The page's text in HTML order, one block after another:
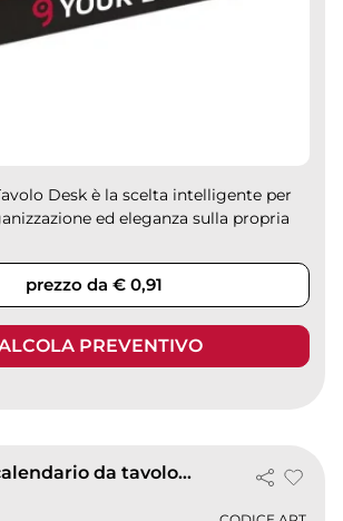
Desk è la scelta intelligente per
ed eleganza sulla propria
prezzo da € 0,91
PREVENTIVO
Table Notes calendario da tavolo 2027, 13 fogli, carta naturale